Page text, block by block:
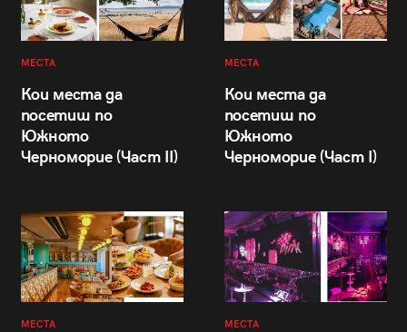
МЕСТА
Кои места да
посетиш по
Южното
Черноморие (Част II)
МЕСТА
Кои места да
посетиш по
Южното
Черноморие (Част I)
МЕСТА МЕСТА